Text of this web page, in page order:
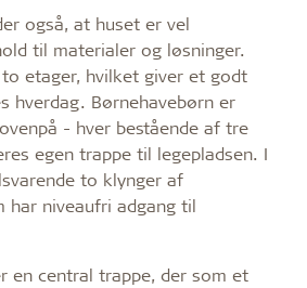
også, at huset er vel
til materialer og løsninger.
etager, hvilket giver et godt
hverdag. Børnehavebørn er
- hver bestående af tre
egen trappe til legepladsen. I
to klynger af
har niveaufri adgang til
en central trappe, der som et